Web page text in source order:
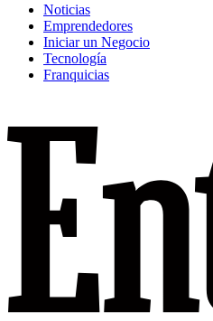
Noticias
Emprendedores
Iniciar un Negocio
Tecnología
Franquicias